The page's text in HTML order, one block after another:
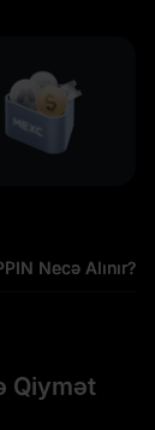
Necə Alınır?
Qiymət